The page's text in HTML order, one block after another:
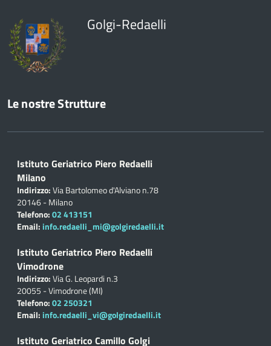
Golgi-Redaelli
Le nostre Strutture
Istituto Geriatrico Piero Redaelli
Milano
Indirizzo:Via Bartolomeo d'Alviano n.78
20146 - Milano
Telefono:02 413151
Email: info.redaelli_mi@golgiredaelli.it
Istituto Geriatrico Piero Redaelli
Vimodrone
Indirizzo:Via G. Leopardi n.3
20055 - Vimodrone (MI)
Telefono:02 250321
Email: info.redaelli_vi@golgiredaelli.it
Istituto Geriatrico Camillo Golgi